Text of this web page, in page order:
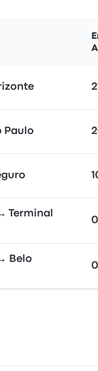
Paulo
Terminal
Belo